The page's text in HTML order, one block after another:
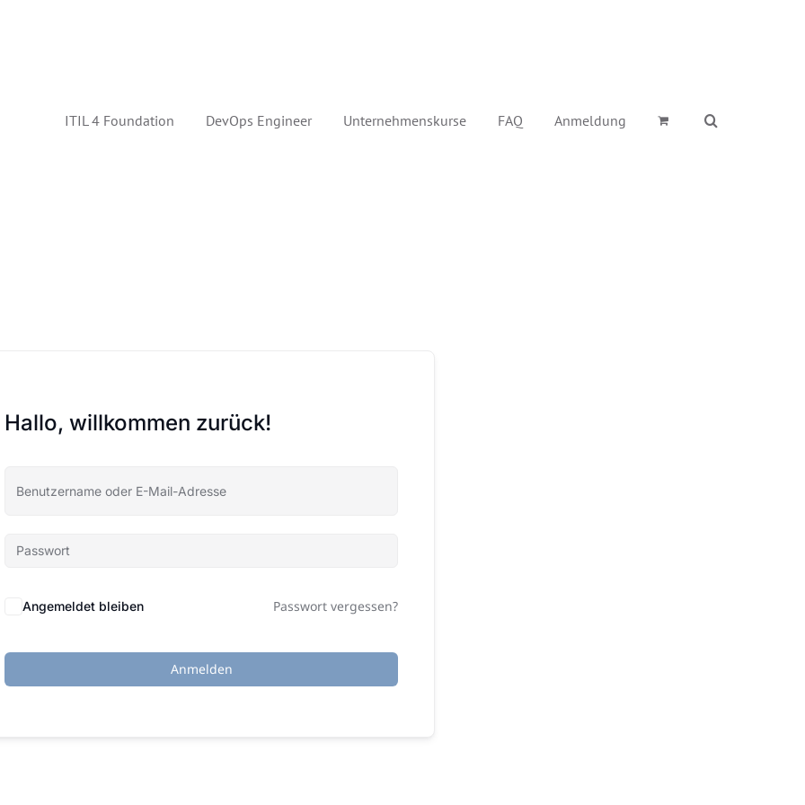
ITIL 4 Foundation DevOps Engineer Unternehmenskurse FAQ Anmeldung
Hallo, willkommen zurück!
Angemeldet bleiben Passwort vergessen?
Anmelden